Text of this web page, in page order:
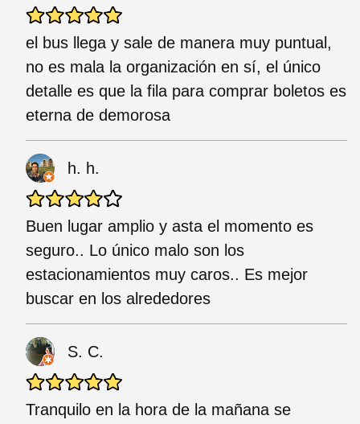
el bus llega y sale de manera muy puntual,
no es mala la organización en sí, el único
detalle es que la fila para comprar boletos es
eterna de demorosa
h. h.
Buen lugar amplio y asta el momento es
seguro.. Lo único malo son los
estacionamientos muy caros.. Es mejor
buscar en los alrededores
S. C.
Tranquilo en la hora de la mañana se